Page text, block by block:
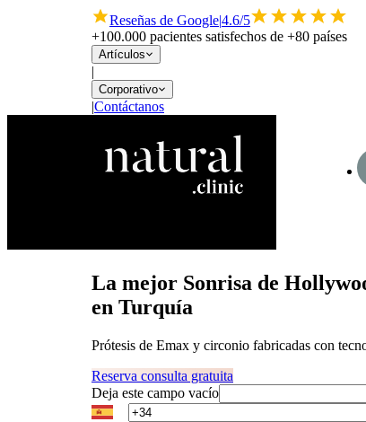
Reseñas de Google|4.6/5
+100.000 pacientes satisfechos de +80 países
Artículos
|
Corporativo
|Contáctanos
La mejor Sonrisa de
en Turquía
Prótesis de Emax y circonio fabricadas con
Reserva consulta gratuita
Deja este campo vacío